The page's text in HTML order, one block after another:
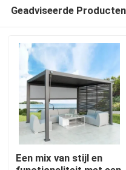
Geadviseerde Producten
Een mix van stijl en